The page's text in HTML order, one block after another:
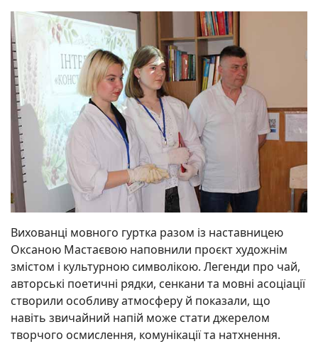
Вихованці мовного гуртка разом із наставницею
Оксаною Мастаєвою наповнили проєкт художнім
змістом і культурною символікою. Легенди про чай,
авторські поетичні рядки, сенкани та мовні асоціації
створили особливу атмосферу й показали, що
навіть звичайний напій може стати джерелом
творчого осмислення, комунікації та натхнення.